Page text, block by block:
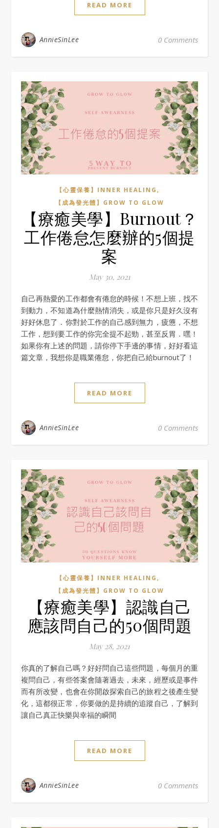
READ MORE
AnnieSinLee 0 Comments
【心靈保養】INNER HEALING ,
【成為發光體】GROW TO GLOW
【療癒美學】Burnout？
工作倦怠怎麼辦的5個提
案
May 30, 2021
自己再熱愛的工作都會有倦怠的時候！不想上班，找不
到動力，不知道為什麼熱情消失，或是你只是好久沒有
好好休息了．你對於工作的自己感到無力，疲憊，不想
工作，想到要工作的你完全提不起勁，甚至反胃．嘿！
如果你有上述的問題，請你停下手邊的事情，好好看這
篇文章，我想你是職業倦怠，你把自己給burnout了！
READ MORE
AnnieSinLee 0 Comments
【心靈保養】INNER HEALING ,
【成為發光體】GROW TO GLOW
【療癒美學】認識自己
應該問自己的50個問題
May 28, 2021
你真的了解自己嗎？好好問自己這些問題，每個月的重
複問自己，有些答案會隨著過去，未來，經歷或是事件
而有所改變，也會在你開啟探索自己的旅程之後產生變
化，這都很正常，你要做的是持續的追蹤自己，了解到
讓自己真正快樂與幸福的瞬間
READ MORE
AnnieSinLee 0 Comments